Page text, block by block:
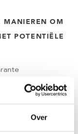
Over
MANIEREN OM
POTENTIËLE
het tonen van
zonder